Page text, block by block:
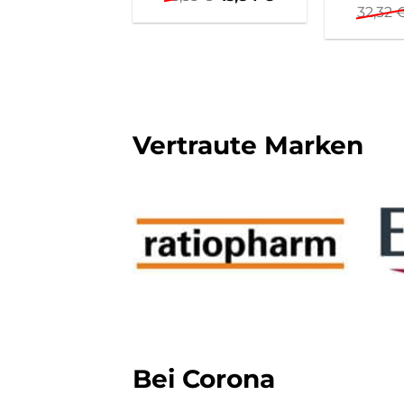
Preis
war: ist:
13,84 €.
32,32
Vertraute Marken
Bei Corona